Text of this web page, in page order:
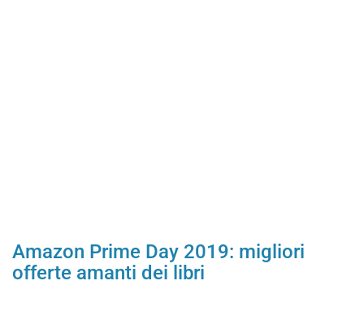
Amazon Prime Day 2019: migliori
offerte amanti dei libri